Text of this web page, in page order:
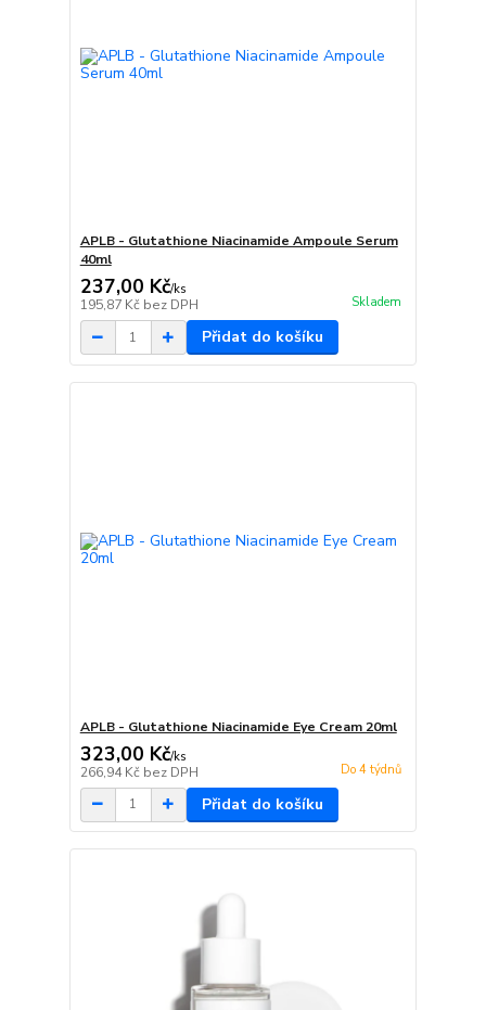
APLB - Glutathione Niacinamide Ampoule Serum
40ml
237,00 Kč/ks
195,87 Kč bez DPH Skladem
Přidat do košíku
APLB - Glutathione Niacinamide Eye Cream 20ml
323,00 Kč/ks
266,94 Kč bez DPH Do 4 týdnů
Přidat do košíku